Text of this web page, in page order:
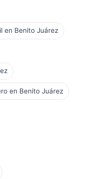
en Benito Juárez
en Benito Juárez